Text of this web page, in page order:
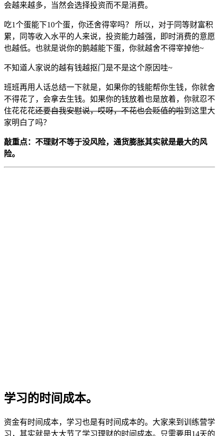
会越来越多，当然会选择投资而不是消费。
吃1个蛋能下10个蛋，你还舍得宰吗？ 所以，对于同等财富积
累，同等收入水平的人来说，投资能力越强，即时消费的意愿
也越低。也就是说你的鹅越能下蛋，你就越舍不得宰掉他~
不知道人家说的越有钱越抠门是不是这个原因哇~
班班再用人话总结一下就是，如果你的钱能帮你生钱，你就舍
不得花了，会拿去生钱。如果你的钱放着也是放着，你就忍不
住花花花还要自我安慰说，哎呀，不花也会贬值的啦到这里大
家明白了吗？
敲重点：不理财不等于没风险，通货膨胀其实就是最大的风
险。
学习的时间成本。
资金有时间成本，学习也是有时间成本的。大家来到训练营学
习，其实就是大大节了学习理财的时间成本。只需要用14天的